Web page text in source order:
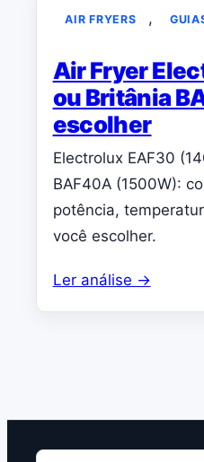
AIR FRYERS ,
Air Fryer
ou Britânia
escolher
Electrolux EAF30
BAF40A (1500W):
potência,
você escolher.
Ler análise →